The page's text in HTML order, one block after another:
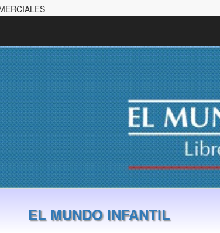
EL MUNDO INFANTIL